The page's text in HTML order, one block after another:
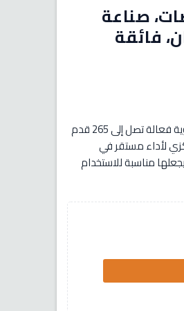
من يونايتد مقاس 6 بوصات، صناعة
فائقة
توفر مروحة التهوية المدمجة ذات التدفق المختلط من UNITED مقاس 6 بوصات تهوية فعالة تصل إلى 265 قدم
مركزي لأداء مستقر في
مناسبة للاستخدام